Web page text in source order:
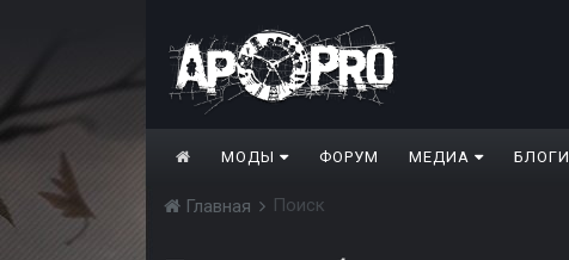
МОДЫ ФОРУМ МЕДИА БЛОГИ
Главная Поиск